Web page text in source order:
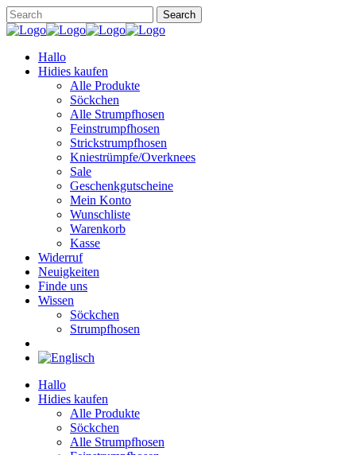
Hallo
Hidies kaufen
Alle Produkte
Söckchen
Alle Strumpfhosen
Feinstrumpfhosen
Strickstrumpfhosen
Kniestrümpfe/Overknees
Sale
Geschenkgutscheine
Mein Konto
Wunschliste
Warenkorb
Kasse
Widerruf
Neuigkeiten
Finde uns
Wissen
Söckchen
Strumpfhosen
Hallo
Hidies kaufen
Alle Produkte
Söckchen
Alle Strumpfhosen